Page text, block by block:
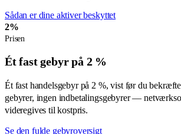
Sådan er dine aktiver beskyttet
2%
Prisen
Ét fast gebyr på 2 %
Ét fast handelsgebyr på 2 %, vist før du
gebyrer, ingen indbetalingsgebyrer —
videregives til kostpris.
Se den fulde gebyroversigt